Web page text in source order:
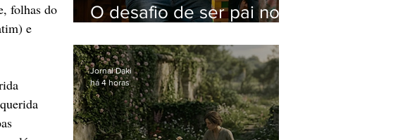
folhas do
e
O desafio de ser pai no
Jornal Daki
há 4 horas